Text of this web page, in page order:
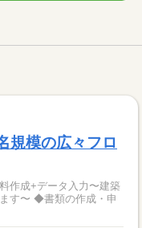
規模の広々フロ
作成+データ入力〜建築
す〜 ◆書類の作成・申